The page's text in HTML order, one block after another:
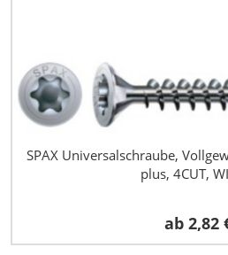
SPAX Universalschraube,
plus, 4CUT,
ab 2,82